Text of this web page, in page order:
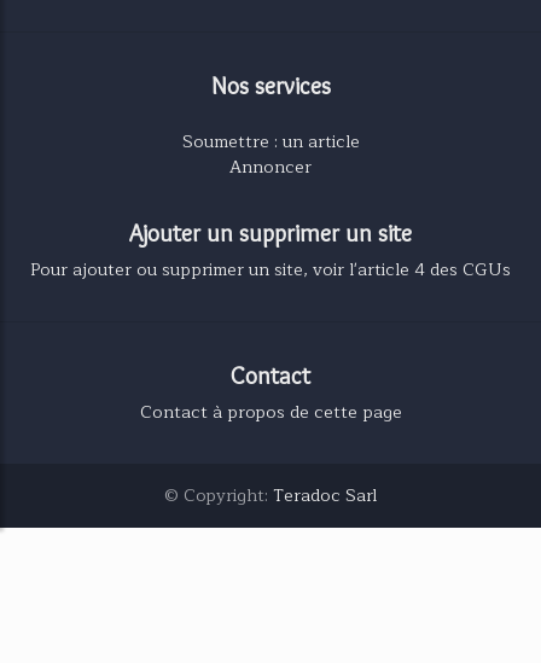
Nos services
Soumettre : un article
Annoncer
Ajouter un supprimer un site
Pour ajouter ou supprimer un site, voir l'article 4 des CGUs
Contact
Contact à propos de cette page
© Copyright: Teradoc Sarl